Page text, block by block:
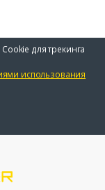
для трекинга
использования